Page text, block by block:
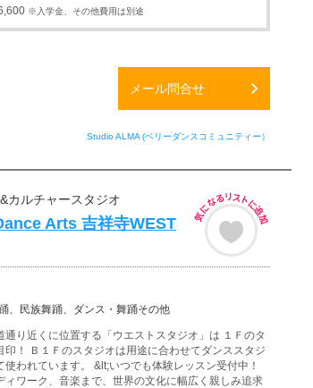
※入学金、その他費用は別途
メール問合せ
Studio ALMA (ベリーダンスコミュニティー）
カルチャースタジオ
Arts 吉祥寺WEST
、民族舞踊、ダンス・舞踊その他
り近くに位置する「ウエストスタジオ」は １Ｆのタ
！ Ｂ１Ｆのスタジオは用途に合わせてダンススタジ
われています。 &lt;いつでも体験レッスン受付中！
ワーク、音楽まで、世界の文化に幅広く親しみ追求